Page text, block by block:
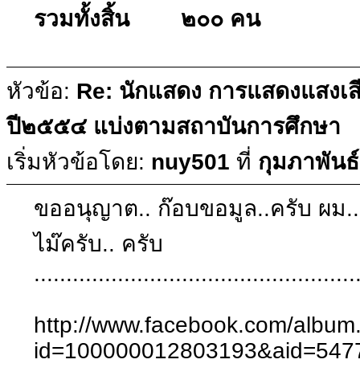
รวมทั้งสิ้น ๒๐๐ คน
หัวข้อ: Re: นักแสดง การแสดงแสงเ
ปี๒๕๕๔ แบ่งตามสถาบันการศึกษา
เริ่มหัวข้อโดย: nuy501 ที่ กุมภาพันธ์
ขออนุญาต.. ก๊อบขอมูล..ครับ ผม..
ไม๊ครับ.. ครับ
http://www.facebook.com/